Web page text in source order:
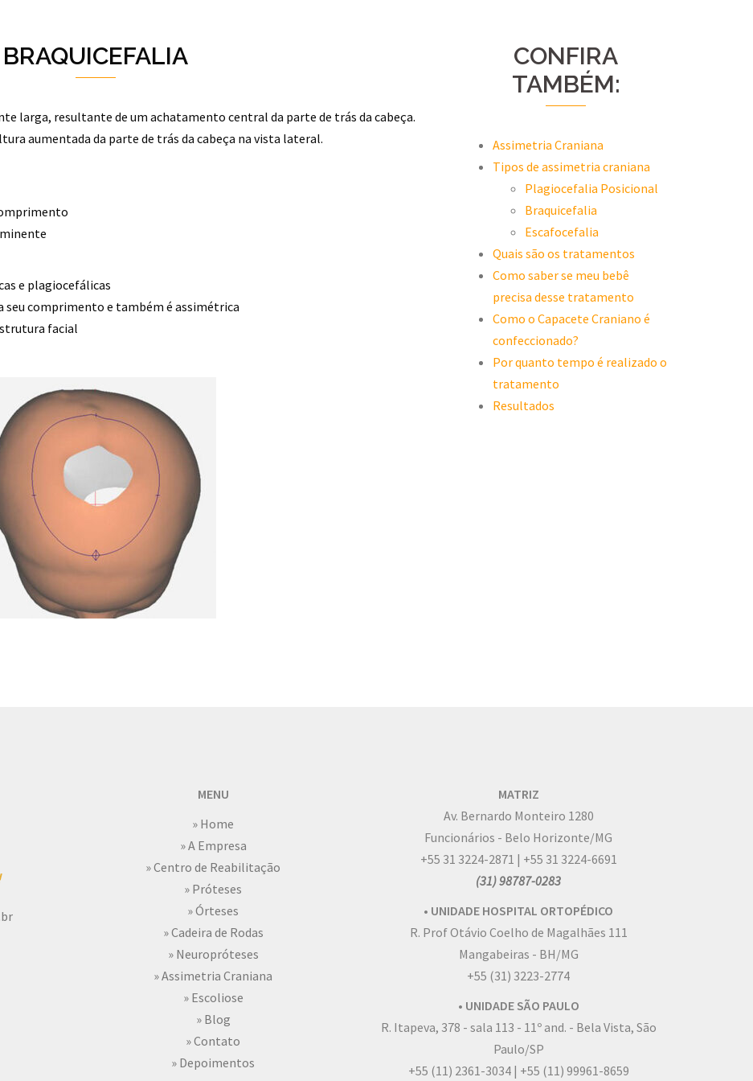
BRAQUICEFALIA
larga, resultante de um achatamento central da parte de trás da cabeça.
aumentada da parte de trás da cabeça na vista lateral.
e plagiocefálicas
seu comprimento e também é assimétrica
facial
CONFIRA
TAMBÉM:
Assimetria Craniana
Tipos de assimetria craniana
Plagiocefalia Posicional
Braquicefalia
Escafocefalia
Quais são os tratamentos
Como saber se meu bebê
precisa desse tratamento
Como o Capacete Craniano é
confeccionado?
Por quanto tempo é realizado o
tratamento
Resultados
MENU
» Home
» A Empresa
» Centro de Reabilitação
» Próteses
» Órteses
» Cadeira de Rodas
» Neuropróteses
» Assimetria Craniana
» Escoliose
» Blog
» Contato
» Depoimentos
MATRIZ
Av. Bernardo Monteiro 1280
Funcionários - Belo Horizonte/MG
+55 31 3224-2871 | +55 31 3224-6691
(31) 98787-0283
• UNIDADE HOSPITAL ORTOPÉDICO
R. Prof Otávio Coelho de Magalhães 111
Mangabeiras - BH/MG
+55 (31) 3223-2774
• UNIDADE SÃO PAULO
R. Itapeva, 378 - sala 113 - 11º and. - Bela Vista, São
Paulo/SP
+55 (11) 2361-3034 | +55 (11) 99961-8659